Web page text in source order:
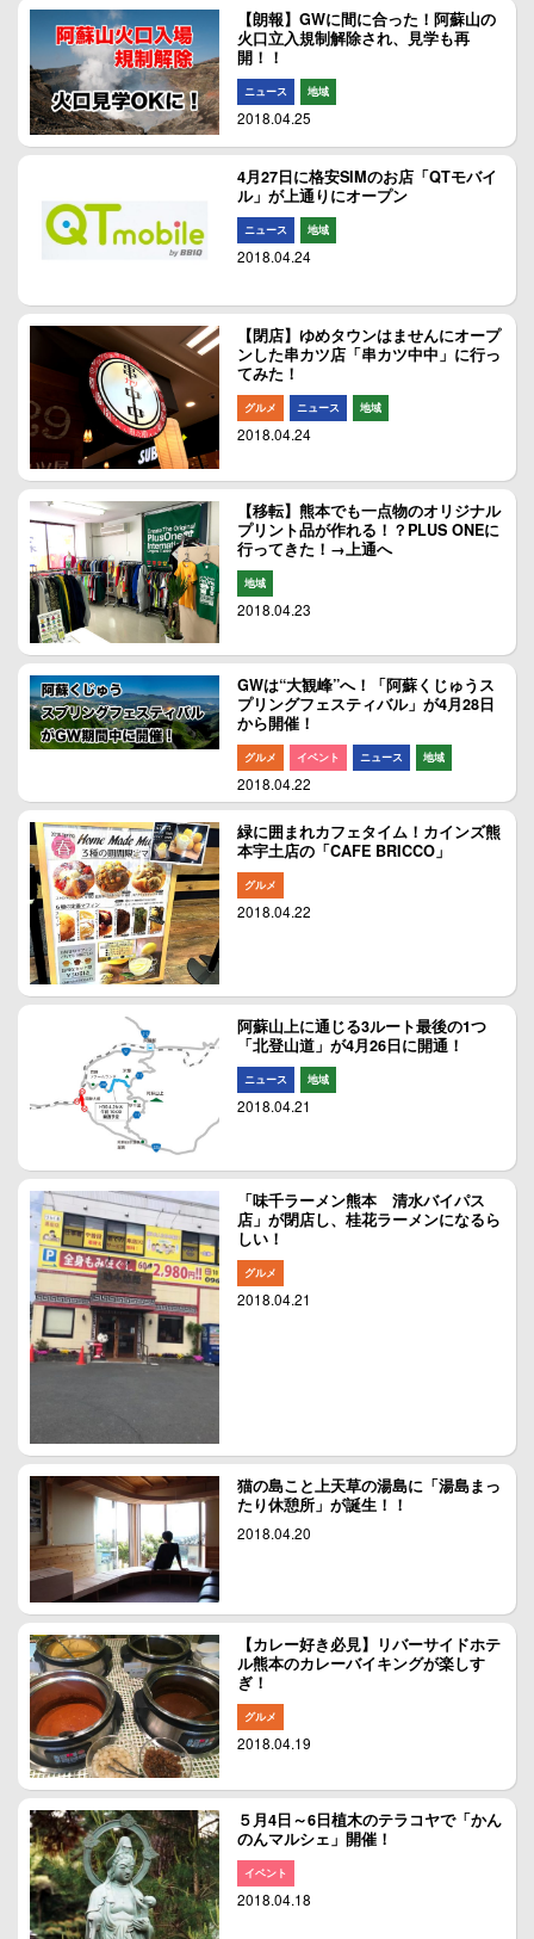
【朗報】GWに間に合った！阿蘇山の
火口立入規制解除され、見学も再
開！！
ニュース 地域
2018.04.25
4月27日に格安SIMのお店「QTモバイ
ル」が上通りにオープン
ニュース 地域
2018.04.24
【閉店】ゆめタウンはませんにオープ
ンした串カツ店「串カツ中中」に行っ
てみた！
グルメ ニュース 地域
2018.04.24
【移転】熊本でも一点物のオリジナル
プリント品が作れる！？PLUS ONEに
行ってきた！→上通へ
地域
2018.04.23
GWは“大観峰”へ！「阿蘇くじゅうス
プリングフェスティバル」が4月28日
から開催！
グルメ イベント ニュース 地域
2018.04.22
緑に囲まれカフェタイム！カインズ熊
本宇土店の「CAFE BRICCO」
グルメ
2018.04.22
阿蘇山上に通じる3ルート最後の1つ
「北登山道」が4月26日に開通！
ニュース 地域
2018.04.21
「味千ラーメン熊本 清水バイパス
店」が閉店し、桂花ラーメンになるら
しい！
グルメ
2018.04.21
猫の島こと上天草の湯島に「湯島まっ
たり休憩所」が誕生！！
2018.04.20
【カレー好き必見】リバーサイドホテ
ル熊本のカレーバイキングが楽しす
ぎ！
グルメ
2018.04.19
５月4日～6日植木のテラコヤで「かん
のんマルシェ」開催！
イベント
2018.04.18